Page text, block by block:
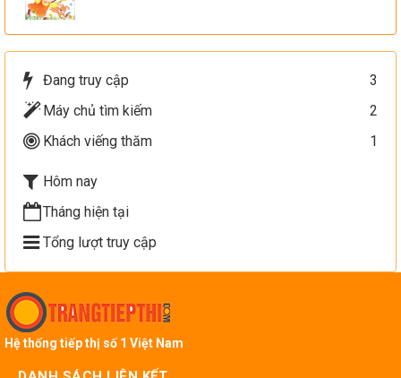
Đang truy cập
3
Máy chủ tìm kiếm
2
Khách viếng thăm
1
Hôm nay
Tháng hiện tại
Tổng lượt truy cập
Hệ thống tiếp thị số 1 Việt Nam